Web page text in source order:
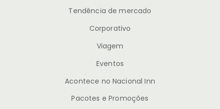
Tendência de mercado
Corporativo
Viagem
Eventos
Acontece no Nacional Inn
Pacotes e Promoções